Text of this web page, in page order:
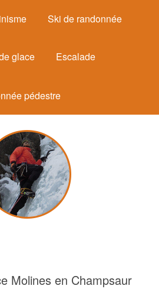
Ski de randonnée
glace Escalade
pédestre
Molines en Champsaur